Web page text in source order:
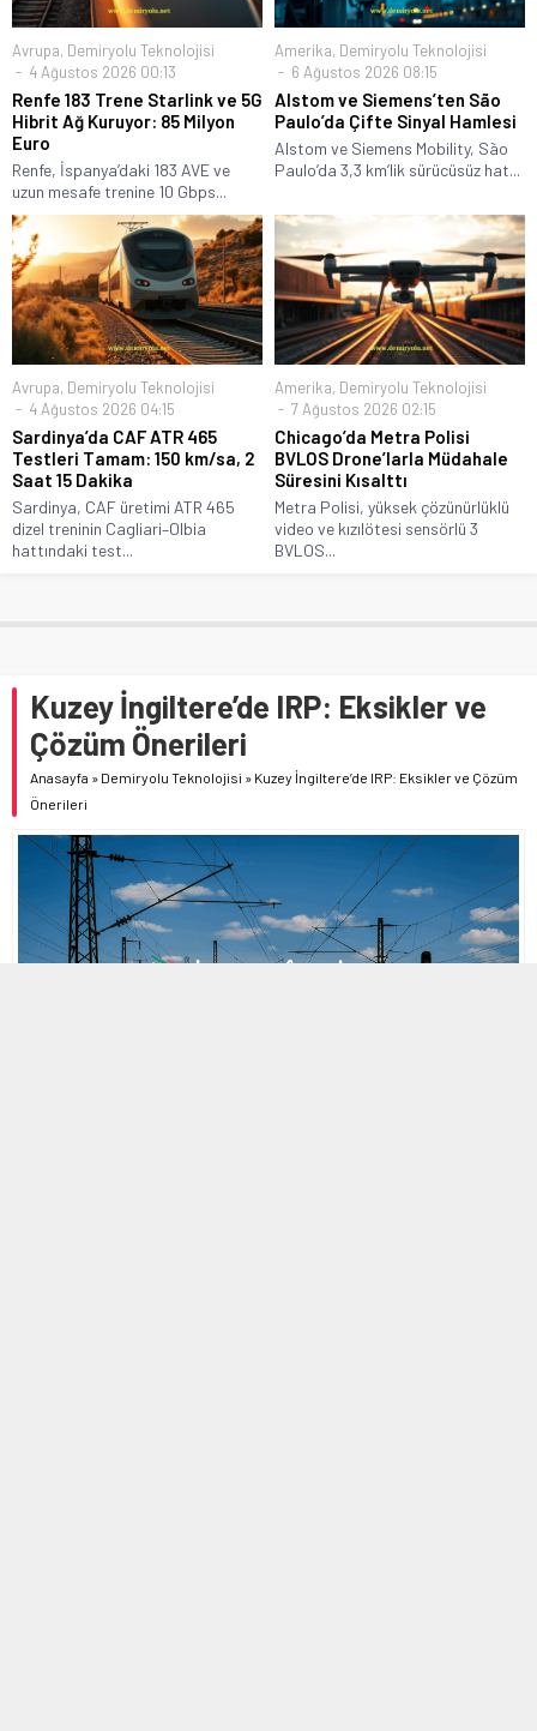
Avrupa, Demiryolu Teknolojisi
4 Ağustos 2026 00:13
Renfe 183 Trene Starlink ve 5G
Hibrit Ağ Kuruyor: 85 Milyon
Euro
Renfe, İspanya’daki 183 AVE ve
uzun mesafe trenine 10 Gbps...
Amerika, Demiryolu Teknolojisi
6 Ağustos 2026 08:15
Alstom ve Siemens’ten São
Paulo’da Çifte Sinyal Hamlesi
Alstom ve Siemens Mobility, São
Paulo’da 3,3 km’lik sürücüsüz hat...
Avrupa, Demiryolu Teknolojisi
4 Ağustos 2026 04:15
Sardinya’da CAF ATR 465
Testleri Tamam: 150 km/sa, 2
Saat 15 Dakika
Sardinya, CAF üretimi ATR 465
dizel treninin Cagliari–Olbia
hattındaki test...
Amerika, Demiryolu Teknolojisi
7 Ağustos 2026 02:15
Chicago’da Metra Polisi
BVLOS Drone’larla Müdahale
Süresini Kısalttı
Metra Polisi, yüksek çözünürlüklü
video ve kızılötesi sensörlü 3
BVLOS...
Kuzey İngiltere’de IRP: Eksikler ve
Çözüm Önerileri
Anasayfa » Demiryolu Teknolojisi » Kuzey İngiltere’de IRP: Eksikler ve Çözüm
Önerileri